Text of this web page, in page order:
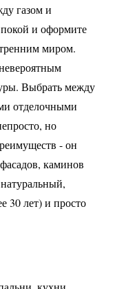
газом и
и оформите
миром.
Выбрать между
отделочными
но
- он
каминов
30 лет) и просто